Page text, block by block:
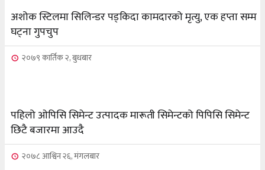
५ पन्ध्र सय घर निर्माणका लागि सेनालाई ८५ करोड
२०७६ बैशाख १३, शुक्रबार
जहाँ चट्याङबाट बच्न रक्सी छर्केर घरभित्र पस्छन् स्थानीय
७ फोरम सुनसरीको अध्यक्षमा खत्वे विजयी
२०७६ बैशाख १३, शुक्रबार
अशोक स्टिलमा सिलिन्डर पड्किदा कामदारको मृत्यु, एक हप्ता सम्म
घट्ना गुपचुप
२०७९ कार्तिक २, बुधबार
पहिलो ओपिसि सिमेन्ट उत्पादक मारूती सिमेन्टको पिपिसि सिमेन्ट
छिटै बजारमा आउदै
२०७८ आश्विन २६, मंगलबार